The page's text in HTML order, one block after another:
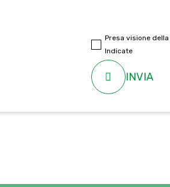
Presa visione della
Indicate
INVIA